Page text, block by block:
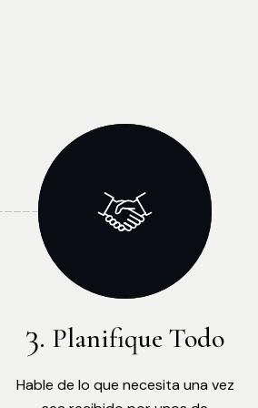
Planifique Todo
Hable de lo que necesita una vez